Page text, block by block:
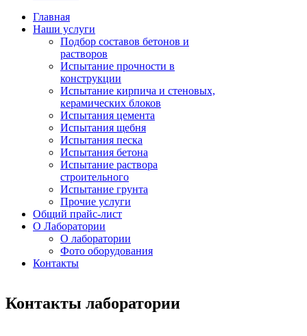
Главная
Наши услуги
Подбор составов бетонов и
растворов
Испытание прочности в
конструкции
Испытание кирпича и стеновых,
керамических блоков
Испытания цемента
Испытания щебня
Испытания песка
Испытания бетона
Испытание раствора
строительного
Испытание грунта
Прочие услуги
Общий прайс-лист
О Лаборатории
О лаборатории
Фото оборудования
Контакты
Контакты лаборатории